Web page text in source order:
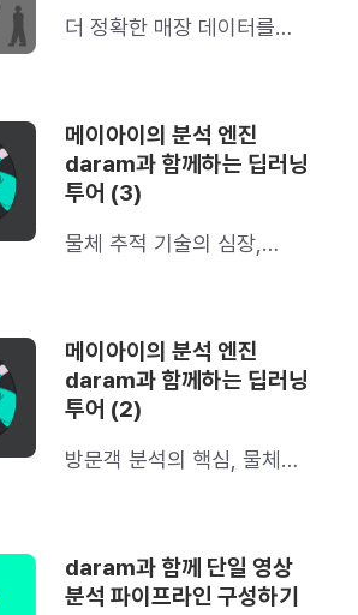
더 정확한 매장 데이터를
메이아이의 분석 엔진
daram과 함께하는 딥러닝
투어 (3)
물체 추적 기술의 심장,
드립니다.
메이아이의 분석 엔진
daram과 함께하는 딥러닝
투어 (2)
방문객 분석의 핵심, 물체
daram과 함께 단일 영상
분석 파이프라인 구성하기